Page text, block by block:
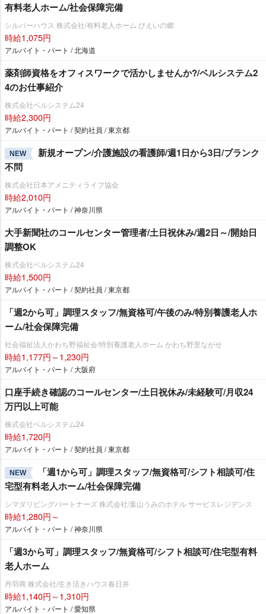
有料老人ホーム/社会保障完備
シルバーハウス 株式会社/有料老人ホーム びえいの郷
時給1,075円
アルバイト・パート / 北海道
薬剤師資格をオフィスワークで活かしませんか?/ベルシステム2
4のお仕事紹介
株式会社ベルシステム24
時給2,300円
アルバイト・パート / 契約社員 / 東京都
NEW
新規オープン/介護施設の看護師/週1日から3日/ブランク
不問
株式会社日本アメニティライフ協会
時給2,010円
アルバイト・パート / 神奈川県
大手新聞社のコールセンター管理者/土日祝休み/週2日～/開始日
調整OK
株式会社ベルシステム24
時給1,500円
アルバイト・パート / 契約社員 / 東京都
「週2から可」調理スタッフ/無資格可/午後のみ/特別養護老人ホ
ーム/社会保障完備
社会福祉法人かわち野福祉会/特別養護老人ホーム かわち野里ながせ
時給1,177円～1,230円
アルバイト・パート / 大阪府
口座手続き確認のコールセンター/土日祝休み/未経験可/月収24
万円以上可能
株式会社ベルシステム24
時給1,720円
アルバイト・パート / 契約社員 / 東京都
NEW
「週1から可」調理スタッフ/無資格可/シフト相談可/住
宅型有料老人ホーム/社会保障完備
シマダリビングパートナーズ 株式会社/葉山うみのホテル サービスレジデンス
時給1,280円～
アルバイト・パート / 神奈川県
「週3から可」調理スタッフ/無資格可/シフト相談可/住宅型有料
老人ホーム
丹羽商 株式会社/生き活きハウス春日井
時給1,140円～1,310円
アルバイト・パート / 愛知県